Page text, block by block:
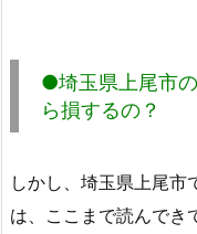
●埼玉県上尾市
ら損するの？
しかし、埼玉県上尾市
は、ここまで読んでき